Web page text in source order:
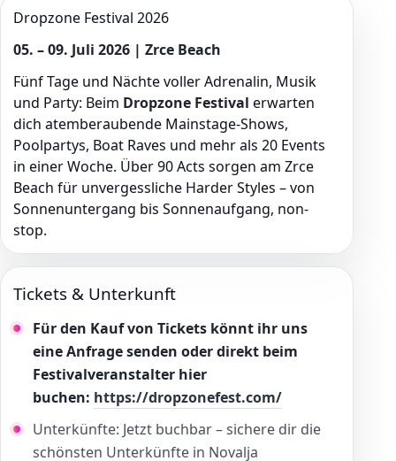
Dropzone Festival 2026
05. – 09. Juli 2026 | Zrce Beach
Fünf Tage und Nächte voller Adrenalin, Musik
und Party: Beim Dropzone Festival erwarten
dich atemberaubende Mainstage-Shows,
Poolpartys, Boat Raves und mehr als 20 Events
in einer Woche. Über 90 Acts sorgen am Zrce
Beach für unvergessliche Harder Styles – von
Sonnenuntergang bis Sonnenaufgang, non-
stop.
Tickets & Unterkunft
Für den Kauf von Tickets könnt ihr uns
eine Anfrage senden oder direkt beim
Festivalveranstalter hier
buchen: https://dropzonefest.com/
Unterkünfte: Jetzt buchbar – sichere dir die
schönsten Unterkünfte in Novalja